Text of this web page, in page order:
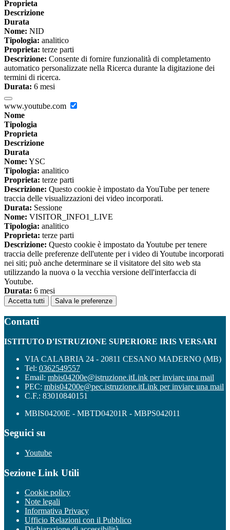
Proprieta
Descrizione
Durata
Nome: NID
Tipologia: analitico
Proprieta: terze parti
Descrizione: Consente di fornire funzionalità di completamento
automatico personalizzate nella Ricerca durante la digitazione dei
termini di ricerca.
Durata: 6 mesi
www.youtube.com
Nome
Tipologia
Proprieta
Descrizione
Durata
Nome: YSC
Tipologia: analitico
Proprieta: terze parti
Descrizione: Questo cookie è impostato da YouTube per tenere
traccia delle visualizzazioni dei video incorporati.
Durata: Sessione
Nome: VISITOR_INFO1_LIVE
Tipologia: analitico
Proprieta: terze parti
Descrizione: Questo cookie è impostato da Youtube per tenere
traccia delle preferenze dell'utente per i video di Youtube incorporati
nei siti; può anche determinare se il visitatore del sito web sta
utilizzando la nuova o la vecchia versione dell'interfaccia di
Youtube.
Durata: 6 mesi
Accetta tutti Salva le preferenze
Contatti
ISTITUTO D'ISTRUZIONE SUPERIORE IRIS VERSARI
VIA CALABRIA 24 - 20811 CESANO MADERNO (MB)
Tel: 0362549557
Email: mbis04200e@istruzione.itLink per inviare una mail
PEC: mbis04200e@pec.istruzione.itLink per inviare una mail
C.F.: 83010840151
MBIS04200E - MBTD04201R - MBPS042011
Seguici su
Youtube
Sezione Link Utili
Cookie policy
Note legali
Informativa Privacy
Ufficio Relazioni con il Pubblico